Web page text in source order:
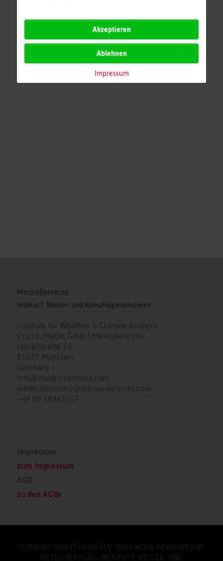
Mittelmeer Zentral
MeteoServices
Institut f. Wetter- und Klimafolgenanalysen
Institute for Weather & Climate Analysis
s.t.o.r.k. Media GmbH MeteoServices
Havelstraße 13
81677 München
Germany
info@meteo-services.com
wetterstationen@meteo-services.com
+49 89 58961557
Impressum
zum Impressum
AGB
zu den AGBs
© 2026 ALL RIGHTS RESERVED. DESIGNED & DEVELOPED BY
METEO-SERVICES - INSTITUT F. WETTER- UND
Akzeptieren
Ablehnen
Impressum